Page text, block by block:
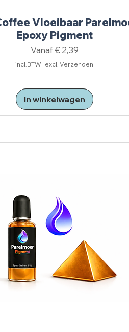
Vloeibaar
Epoxy Pigment
Vanaf€ 2,39
Verkoopprijs
incl.BTW | excl. Verzenden
In winkelwagen